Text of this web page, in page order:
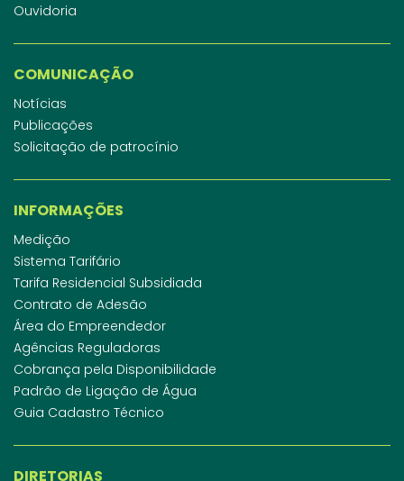
Ouvidoria
COMUNICAÇÃO
Notícias
Publicações
Solicitação de patrocínio
INFORMAÇÕES
Medição
Sistema Tarifário
Tarifa Residencial Subsidiada
Contrato de Adesão
Área do Empreendedor
Agências Reguladoras
Cobrança pela Disponibilidade
Padrão de Ligação de Água
Guia Cadastro Técnico
DIRETORIAS